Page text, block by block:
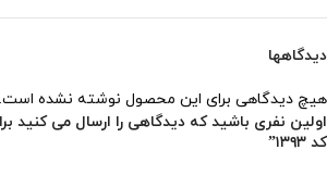
دیدگاهها
هیچ دیدگاهی برای این محصول نوشته نشده است.
اولین نفری باشید که دیدگاهی را ارسال می کنید
کد ۱۳۹۳”